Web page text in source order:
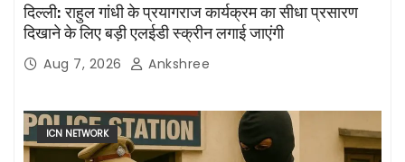
दिल्ली: राहुल गांधी के प्रयागराज कार्यक्रम का सीधा प्रसारण
दिखाने के लिए बड़ी एलईडी स्क्रीन लगाई जाएंगी
Aug 7, 2026 Ankshree
ICN NETWORK